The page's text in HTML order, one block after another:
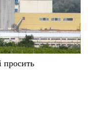
просить